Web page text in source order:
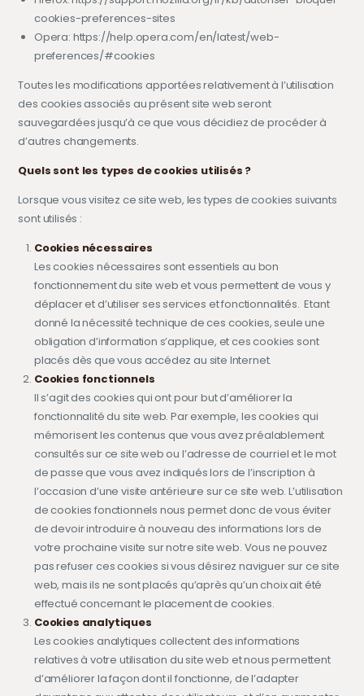
cookies-preferences-sites
Opera: https://help.opera.com/en/latest/web-
preferences/#cookies
Toutes les modifications apportées relativement à l’utilisation
des cookies associés au présent site web seront
sauvegardées jusqu’à ce que vous décidiez de procéder à
d’autres changements.
Quels sont les types de cookies utilisés ?
Lorsque vous visitez ce site web, les types de cookies suivants
sont utilisés :
Cookies nécessaires
Les cookies nécessaires sont essentiels au bon
fonctionnement du site web et vous permettent de vous y
déplacer et d’utiliser ses services et fonctionnalités. Etant
donné la nécessité technique de ces cookies, seule une
obligation d’information s’applique, et ces cookies sont
placés dès que vous accédez au site Internet.
Cookies fonctionnels
Il s’agit des cookies qui ont pour but d’améliorer la
fonctionnalité du site web. Par exemple, les cookies qui
mémorisent les contenus que vous avez préalablement
consultés sur ce site web ou l’adresse de courriel et le mot
de passe que vous avez indiqués lors de l’inscription à
l’occasion d’une visite antérieure sur ce site web. L’utilisation
de cookies fonctionnels nous permet donc de vous éviter
de devoir introduire à nouveau des informations lors de
votre prochaine visite sur notre site web. Vous ne pouvez
pas refuser ces cookies si vous désirez naviguer sur ce site
web, mais ils ne sont placés qu’après qu’un choix ait été
effectué concernant le placement de cookies.
Cookies analytiques
Les cookies analytiques collectent des informations
relatives à votre utilisation du site web et nous permettent
d’améliorer la façon dont il fonctionne, de l’adapter